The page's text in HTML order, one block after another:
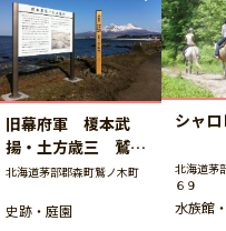
旧幕府軍 榎本武
揚・土方歳三 鷲ノ
木上陸地
北海道茅部郡森町鷲ノ木町
史跡・庭園
シャ
北海道茅
６９
水族館